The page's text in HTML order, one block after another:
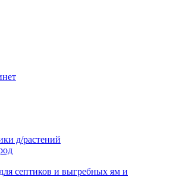
д/растений
септиков и выгребных ям и